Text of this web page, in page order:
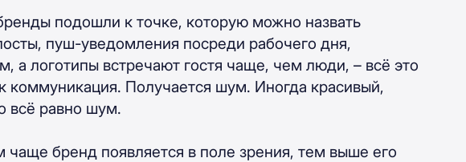
подошли к точке, которую можно назвать
пуш-уведомления посреди рабочего дня,
а логотипы встречают гостя чаще, чем люди, – всё это
коммуникация. Получается шум. Иногда красивый,
всё равно шум.
бренд появляется в поле зрения, тем выше его